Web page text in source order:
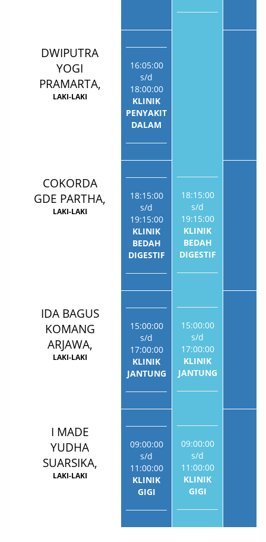
DWIPUTRA
YOGI
PRAMARTA,
LAKI-LAKI
16:05:00
s/d
18:00:00
KLINIK
PENYAKIT
DALAM
COKORDA
GDE PARTHA,
LAKI-LAKI
18:15:00
s/d
19:15:00
KLINIK
BEDAH
DIGESTIF
18:15:00
s/d
19:15:00
KLINIK
BEDAH
DIGESTIF
IDA BAGUS
KOMANG
ARJAWA,
LAKI-LAKI
15:00:00
s/d
17:00:00
KLINIK
JANTUNG
15:00:00
s/d
17:00:00
KLINIK
JANTUNG
I MADE
YUDHA
SUARSIKA,
LAKI-LAKI
09:00:00
s/d
11:00:00
KLINIK
GIGI
09:00:00
s/d
11:00:00
KLINIK
GIGI